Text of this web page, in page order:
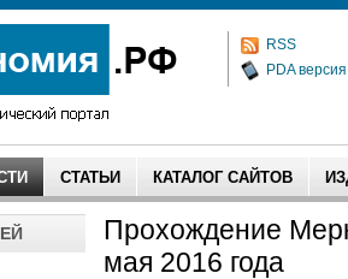
RSS
PDA версия
СТАТЬИ КАТАЛОГ САЙТОВ
Прохождение
мая 2016 года